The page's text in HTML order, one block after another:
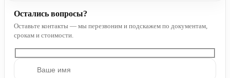
Остались вопросы?
Оставьте контакты — мы перезвоним и подскажем по документам,
срокам и стоимости.